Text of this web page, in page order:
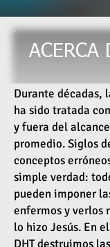
ACERCA
Durante décadas,
ha sido tratada
y fuera del
promedio. Siglos
conceptos
simple verdad:
pueden imponer
enfermos y verlos
lo hizo Jesús. En
DHT destruimos